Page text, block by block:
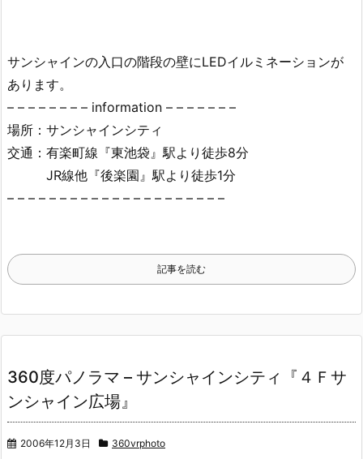
サンシャインの入口の階段の壁にLEDイルミネーションが
あります。
– – – – – – – – information – – – – – – –
場所：サンシャインシティ
交通：有楽町線『東池袋』駅より徒歩8分
JR線他『後楽園』駅より徒歩1分
– – – – – – – – – – – – – – – – – – – – –
記事を読む
360度パノラマ – サンシャインシティ『４Ｆサ
ンシャイン広場』
2006年12月3日 360vrphoto